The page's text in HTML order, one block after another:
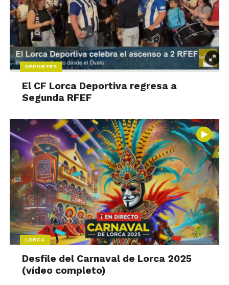
DEPORTES
El CF Lorca Deportiva regresa a
Segunda RFEF
LORCA
Desfile del Carnaval de Lorca 2025
(vídeo completo)